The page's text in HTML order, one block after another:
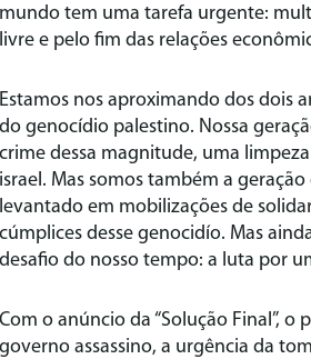
mundo tem uma tarefa urgente:
livre e pelo fim das relações
Estamos nos aproximando dos dois
do genocídio palestino. Nossa
crime dessa magnitude, uma
israel. Mas somos também a
levantado em mobilizações de
cúmplices desse genocidío. Mas
desafio do nosso tempo: a luta por
Com o anúncio da “Solução Final”,
governo assassino, a urgência da